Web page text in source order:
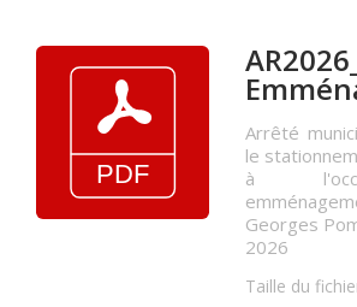
Arrêté
le
à
Georges
2026
Taille du